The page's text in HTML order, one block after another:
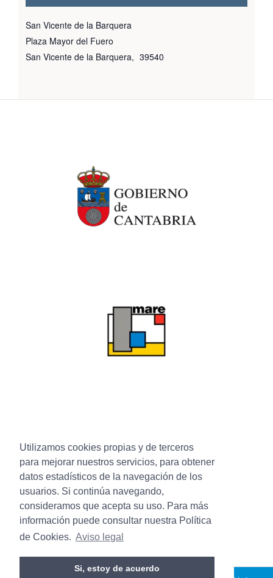
Utilizamos cookies propias y de terceros
para mejorar nuestros servicios, para obtener
datos estadísticos de la navegación de los
usuarios. Si continúa navegando,
consideramos que acepta su uso. Para más
información puede consultar nuestra Política
de Cookies. Aviso legal
Si, estoy de acuerdo
San Vicente de la Barquera
Plaza Mayor del Fuero
San Vicente de la Barquera, 39540